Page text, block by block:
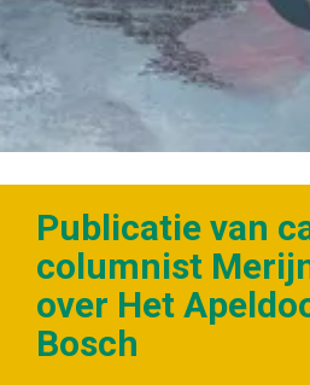
Publicatie van
columnist
over Het
Bosch